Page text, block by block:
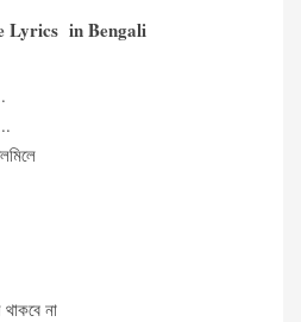
Lyrics in Bengali
না